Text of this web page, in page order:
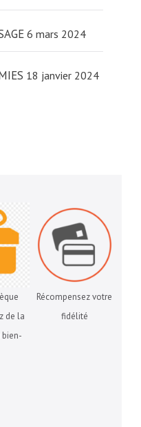
6 mars 2024
18 janvier 2024
de la
bien-
Récompensez votre
fidélité